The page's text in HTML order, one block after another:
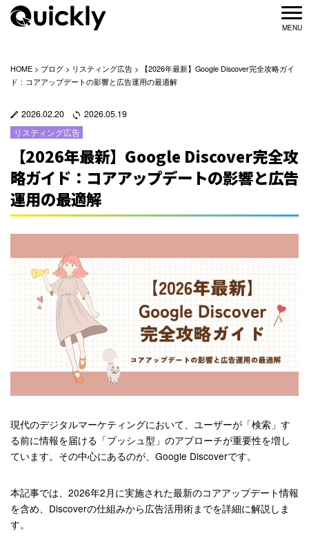
HOME > ブログ > リスティング広告 >
【2026年最新】Google Discover完全攻略ガイ
ド：コアアップデートの影響と広告運用の最適解
2026.02.20 2026.05.19
リスティング広告
【2026年最新】Google Discover完全攻
略ガイド：コアアップデートの影響と広告
運用の最適解
現代のデジタルマーケティングにおいて、ユーザーが「検索」す
る前に情報を届ける「プッシュ型」のアプローチが重要性を増し
ています。その中心にあるのが、Google Discoverです。
本記事では、2026年2月に実施された最新のコアアップデート情報
を含め、Discoverの仕組みから広告活用術までを詳細に解説しま
す。